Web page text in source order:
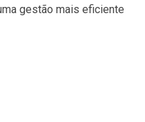
gestão mais eficiente